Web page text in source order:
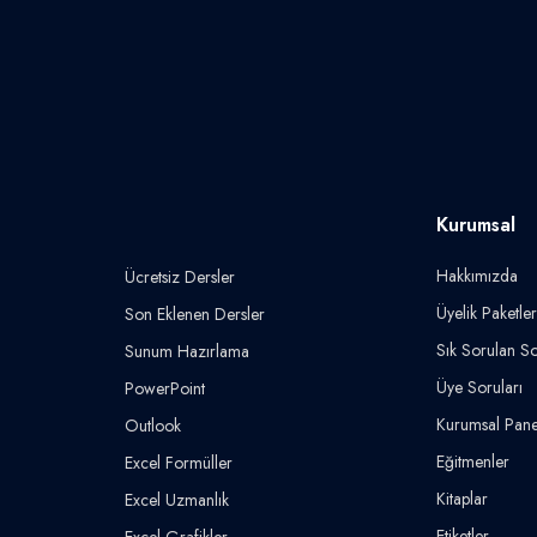
Ücretsiz Dersler
Son Eklenen Dersler
Sunum Hazırlama
PowerPoint
Outlook
Excel Formüller
Excel Uzmanlık
Kurumsal
Hakkımızda
Üyelik
Sık Sorulan
Üye Soruları
Kurumsal
Eğitmenler
Kitaplar